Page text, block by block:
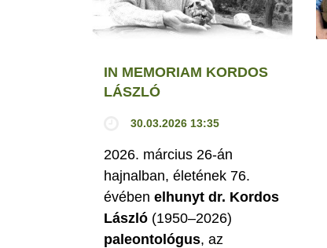
IN MEMORIAM KORDOS
LÁSZLÓ
30.03.2026 13:35
2026. március 26-án
hajnalban, életének 76.
évében elhunyt dr. Kordos
László (1950–2026)
paleontológus, az